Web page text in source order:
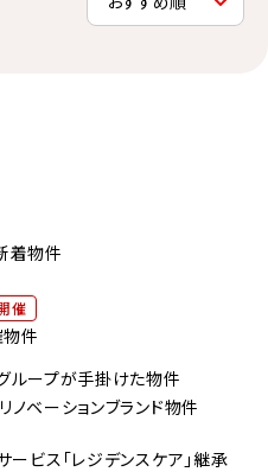
着物件
催
物件
ループが手掛けた物件
ベーションブランド物件
ビス「レジデンスケア」継承